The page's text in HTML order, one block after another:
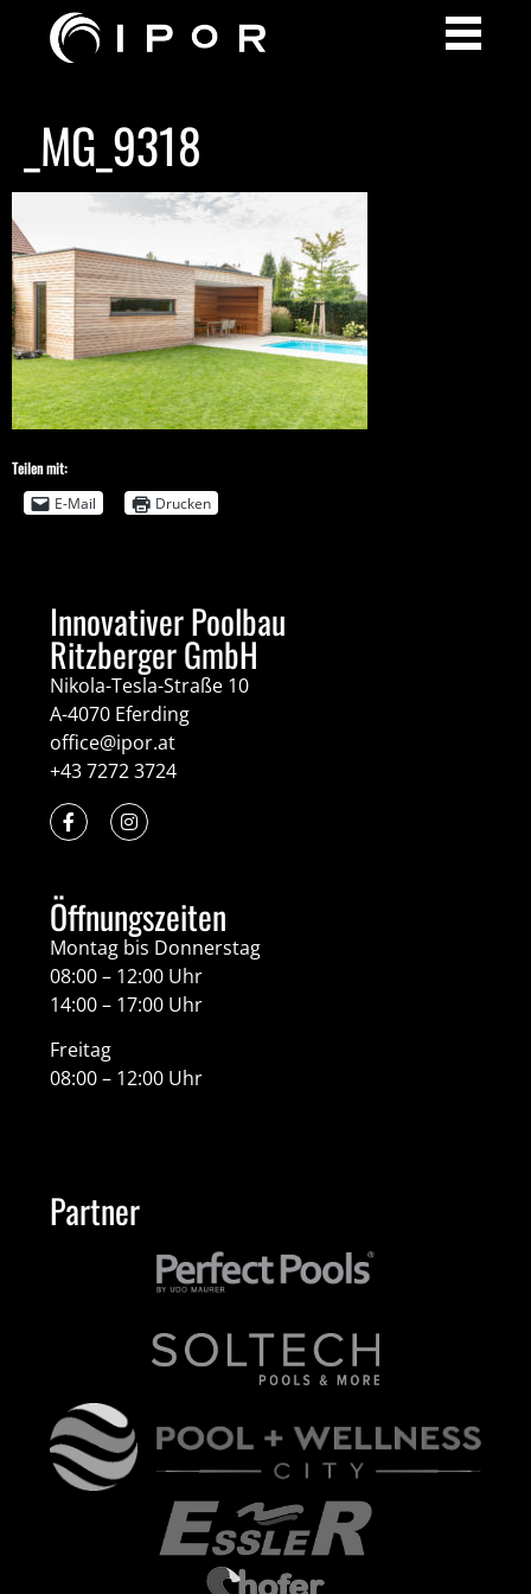
_MG_9318
Teilen mit:
E-Mail
Drucken
Innovativer Poolbau
Ritzberger GmbH
Nikola-Tesla-Straße 10
A-4070 Eferding
office@ipor.at
+43 7272 3724
Öffnungszeiten
Montag bis Donnerstag
08:00 – 12:00 Uhr
14:00 – 17:00 Uhr
Freitag
08:00 – 12:00 Uhr
Partner